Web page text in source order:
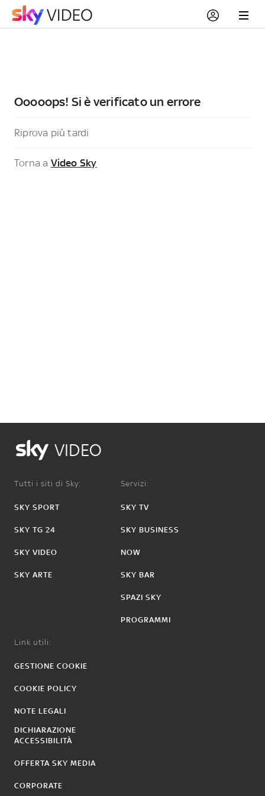
Ooooops! Si è verificato un errore
Riprova più tardi
Torna a Video Sky
VIDEO
Tutti i siti di Sky:
SKY SPORT
SKY TG 24
SKY VIDEO
SKY ARTE
Servizi:
SKY TV
SKY BUSINESS
NOW
SKY BAR
SPAZI SKY
PROGRAMMI
Link utili:
GESTIONE COOKIE
COOKIE POLICY
NOTE LEGALI
DICHIARAZIONE
ACCESSIBILITÀ
OFFERTA SKY MEDIA
CORPORATE